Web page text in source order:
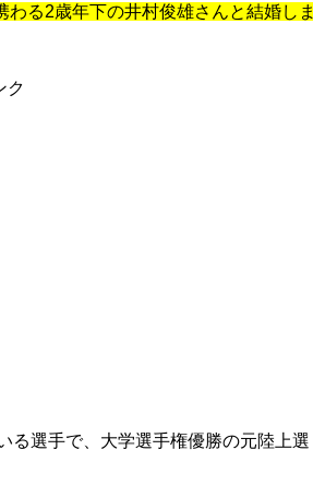
る2歳年下の井村俊雄さんと結婚しま
ク
る選手で、大学選手権優勝の元陸上選